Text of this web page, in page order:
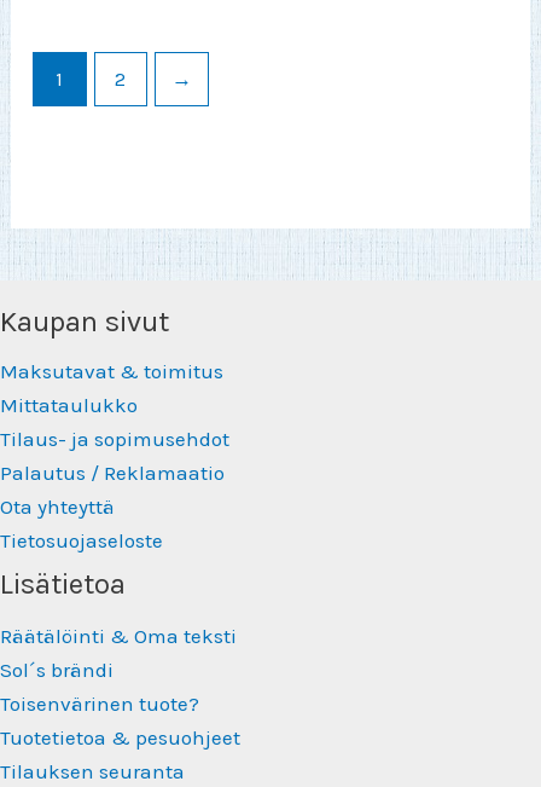
sivulla.
Voit
1 2 →
Kaupan sivut
Maksutavat & toimitus
Mittataulukko
Tilaus- ja sopimusehdot
Palautus / Reklamaatio
Ota yhteyttä
Tietosuojaseloste
Lisätietoa
Räätälöinti & Oma teksti
Sol´s brändi
Toisenvärinen tuote?
Tuotetietoa & pesuohjeet
Tilauksen seuranta